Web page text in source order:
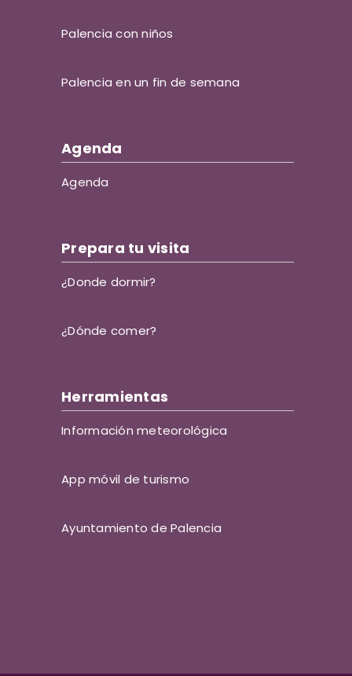
Palencia con niños
Palencia en un fin de semana
Agenda
Agenda
Prepara tu visita
¿Donde dormir?
¿Dónde comer?
Herramientas
Información meteorológica
App móvil de turismo
Ayuntamiento de Palencia